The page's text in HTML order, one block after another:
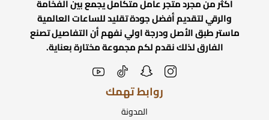
اكثر من مجرد متجر عامل متكامل يجمع بين الفخامة
والرقي لتقديم أفضل جودة تقليد للساعات العالمية
ماستر طبق الأصل ودرجة اولي نفهم أن التفاصيل تصنع
الفارق لذلك نقدم لكم مجموعة مختارة بعناية.
روابط تهمك
المدونة